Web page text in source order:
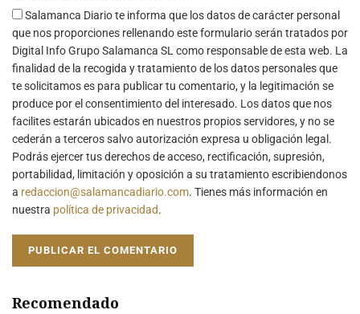
Salamanca Diario te informa que los datos de carácter personal
que nos proporciones rellenando este formulario serán tratados por
Digital Info Grupo Salamanca SL como responsable de esta web. La
finalidad de la recogida y tratamiento de los datos personales que
te solicitamos es para publicar tu comentario, y la legitimación se
produce por el consentimiento del interesado. Los datos que nos
facilites estarán ubicados en nuestros propios servidores, y no se
cederán a terceros salvo autorización expresa u obligación legal.
Podrás ejercer tus derechos de acceso, rectificación, supresión,
portabilidad, limitación y oposición a su tratamiento escribiendonos
a redaccion@salamancadiario.com. Tienes más información en
nuestra política de privacidad.
Recomendado